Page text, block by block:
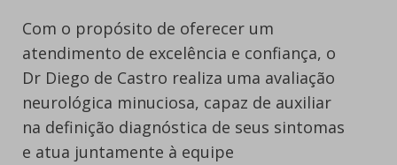
Com o propósito de oferecer um
atendimento de excelência e confiança, o
Dr Diego de Castro realiza uma avaliação
neurológica minuciosa, capaz de auxiliar
na definição diagnóstica de seus sintomas
e atua juntamente à equipe